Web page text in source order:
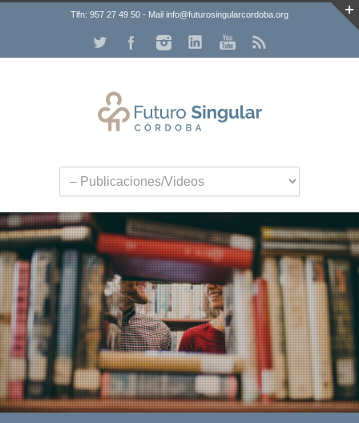
Tlfn: 957 27 49 50 - Mail info@futurosingularcordoba.org